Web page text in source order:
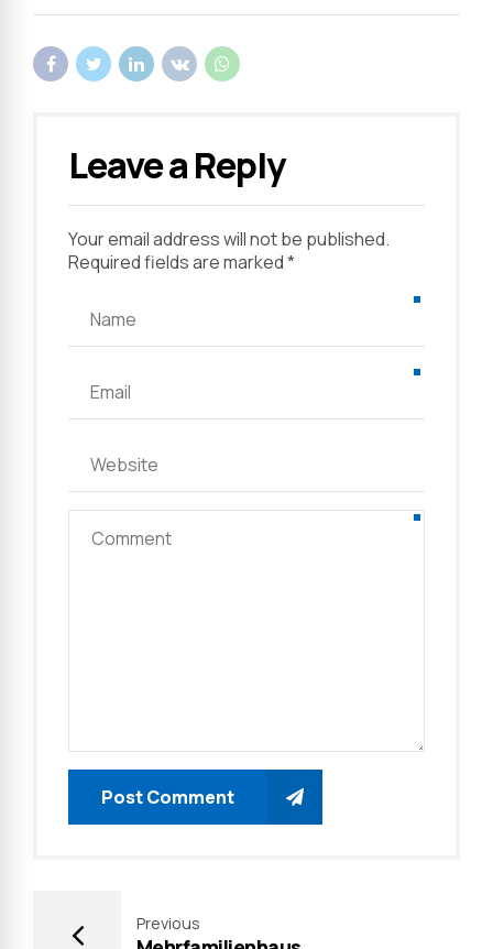
Leave a Reply
Your email address will not be published.
Required fields are marked *
Post Comment
Previous